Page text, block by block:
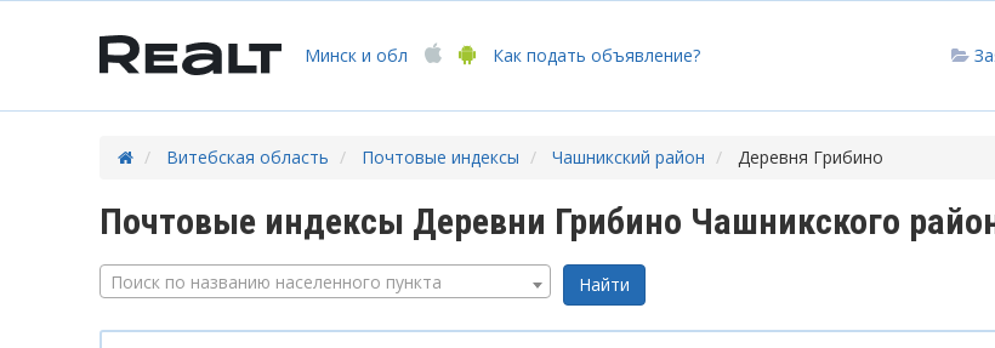
Минск и обл Как подать объявление?
Витебская область Почтовые индексы Чашникский район Деревня Грибино
Почтовые индексы Деревни Грибино Чашникского
Поиск по названию населенного пункта